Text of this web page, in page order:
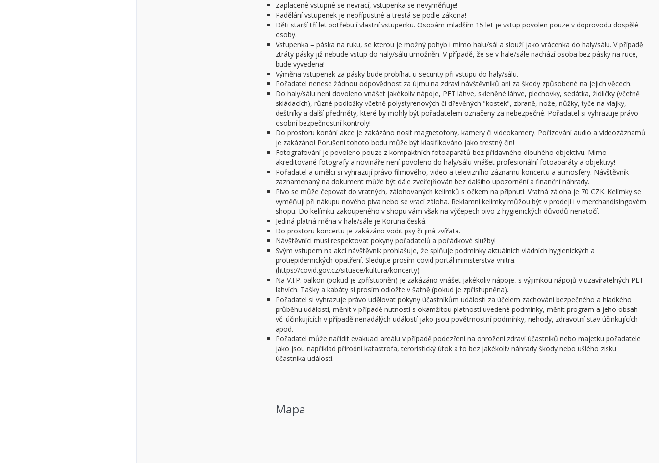
Zaplacené vstupné se nevrací, vstupenka se nevyměňuje!
Padělání vstupenek je nepřípustné a trestá se podle zákona!
Děti starší tří let potřebují vlastní vstupenku. Osobám mladším 15 let je vstup povolen pouze v doprovodu dospělé
osoby.
Vstupenka = páska na ruku, se kterou je možný pohyb i mimo halu/sál a slouží jako vrácenka do haly/sálu. V případě
ztráty pásky již nebude vstup do haly/sálu umožněn. V případě, že se v hale/sále nachází osoba bez pásky na ruce,
bude vyvedena!
Výměna vstupenek za pásky bude probíhat u security při vstupu do haly/sálu.
Pořadatel nenese žádnou odpovědnost za újmu na zdraví návštěvníků ani za škody způsobené na jejich věcech.
Do haly/sálu není dovoleno vnášet jakékoliv nápoje, PET láhve, skleněné láhve, plechovky, sedátka, židličky (včetně
skládacích), různé podložky včetně polystyrenových či dřevěných "kostek", zbraně, nože, nůžky, tyče na vlajky,
deštníky a další předměty, které by mohly být pořadatelem označeny za nebezpečné. Pořadatel si vyhrazuje právo
osobní bezpečnostní kontroly!
Do prostoru konání akce je zakázáno nosit magnetofony, kamery či videokamery. Pořizování audio a videozáznamů
je zakázáno! Porušení tohoto bodu může být klasifikováno jako trestný čin!
Fotografování je povoleno pouze z kompaktních fotoaparátů bez přídavného dlouhého objektivu. Mimo
akreditované fotografy a novináře není povoleno do haly/sálu vnášet profesionální fotoaparáty a objektivy!
Pořadatel a umělci si vyhrazují právo filmového, video a televizního záznamu koncertu a atmosféry. Návštěvník
zaznamenaný na dokument může být dále zveřejňován bez dalšího upozornění a finanční náhrady.
Pivo se může čepovat do vratných, zálohovaných kelímků s očkem na připnutí. Vratná záloha je 70 CZK. Kelímky se
vyměňují při nákupu nového piva nebo se vrací záloha. Reklamní kelímky můžou být v prodeji i v merchandisingovém
shopu. Do kelímku zakoupeného v shopu vám však na výčepech pivo z hygienických důvodů nenatočí.
Jediná platná měna v hale/sále je Koruna česká.
Do prostoru koncertu je zakázáno vodit psy či jiná zvířata.
Návštěvníci musí respektovat pokyny pořadatelů a pořádkové služby!
Svým vstupem na akci návštěvník prohlašuje, že splňuje podmínky aktuálních vládních hygienických a
protiepidemických opatření. Sledujte prosím covid portál ministerstva vnitra.
(https://covid.gov.cz/situace/kultura/koncerty)
Na V.I.P. balkon (pokud je zpřístupněn) je zakázáno vnášet jakékoliv nápoje, s výjimkou nápojů v uzavíratelných PET
lahvích. Tašky a kabáty si prosím odložte v šatně (pokud je zpřístupněna).
Pořadatel si vyhrazuje právo udělovat pokyny účastníkům události za účelem zachování bezpečného a hladkého
průběhu události, měnit v případě nutnosti s okamžitou platností uvedené podmínky, měnit program a jeho obsah
vč. účinkujících v případě nenadálých událostí jako jsou povětrnostní podmínky, nehody, zdravotní stav účinkujících
apod.
Pořadatel může nařídit evakuaci areálu v případě podezření na ohrožení zdraví účastníků nebo majetku pořadatele
jako jsou například přírodní katastrofa, teroristický útok a to bez jakékoliv náhrady škody nebo ušlého zisku
účastníka události.
Mapa